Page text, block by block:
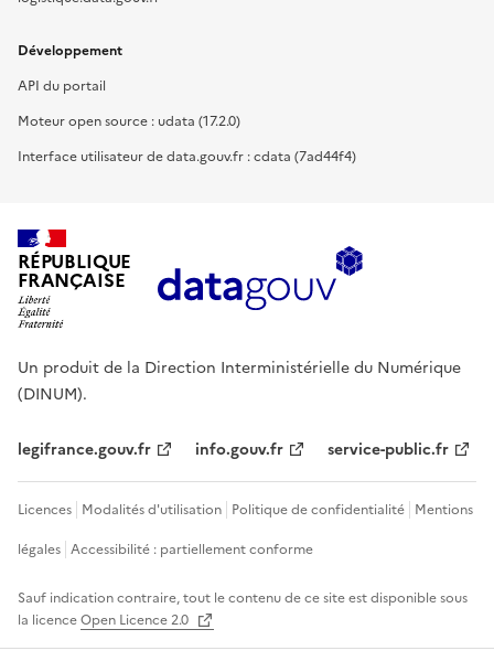
Développement
API du portail
Moteur open source : udata (17.2.0)
Interface utilisateur de data.gouv.fr : cdata (7ad44f4)
RÉPUBLIQUE
FRANÇAISE
Un produit de la Direction Interministérielle du Numérique
(DINUM).
legifrance.gouv.fr info.gouv.fr service-public.fr
Licences Modalités d'utilisation Politique de confidentialité Mentions
légales Accessibilité : partiellement conforme
Sauf indication contraire, tout le contenu de ce site est disponible sous
la licenceOpen Licence 2.0